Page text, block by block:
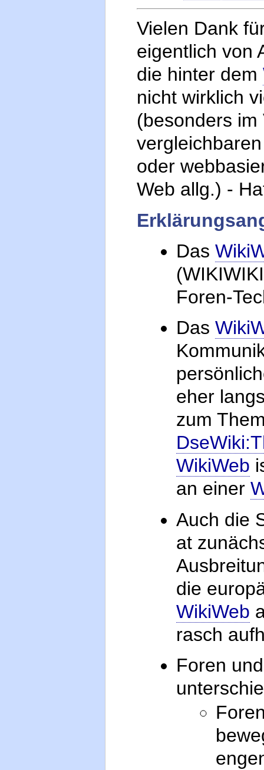
Vielen Dank
eigentlich von
die hinter dem
nicht wirklich
(besonders
oder
Web allg.) -
Das
Foren-
Das
eher
zum
WikiWeb
an einer
Auch die
at
die
WikiWeb
rasch
Foren